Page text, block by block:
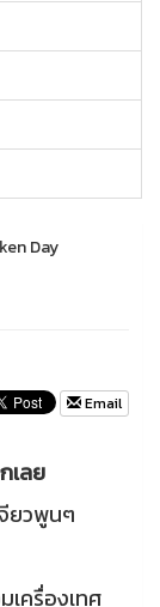
Day
Email
เลย
ยวพูนๆ
เครื่องเทศ